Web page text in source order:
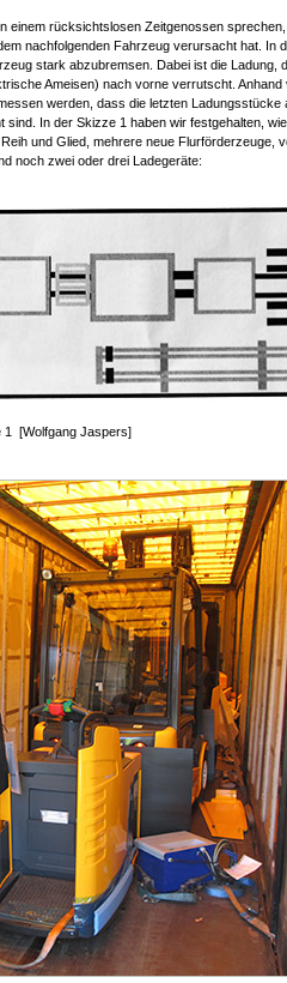
einem rücksichtslosen Zeitgenossen
nachfolgenden Fahrzeug verursacht hat. In
stark abzubremsen. Dabei ist die Ladung,
Ameisen) nach vorne verrutscht. Anhand
werden, dass die letzten Ladungsstücke
In der Skizze 1 haben wir festgehalten,
und Glied, mehrere neue Flurförderzeuge,
noch zwei oder drei Ladegeräte:
1 [Wolfgang Jaspers]